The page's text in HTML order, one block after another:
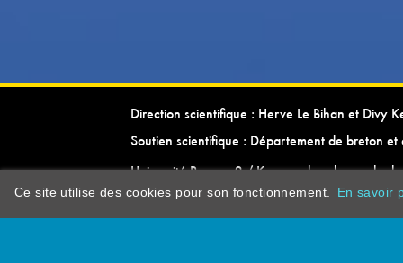
Direction scientifique : Herve Le Bihan et Divy
Soutien scientifique : Département de breton et
Université Rennes 2 / Kevrenn brezhoneg ha
Ce site utilise des cookies pour son fonctionnement. En savoir